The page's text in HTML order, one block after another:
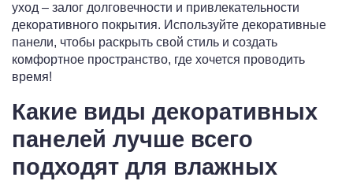
уход – залог долговечности и привлекательности
декоративного покрытия. Используйте декоративные
панели, чтобы раскрыть свой стиль и создать
комфортное пространство, где хочется проводить
время!
Какие виды декоративных
панелей лучше всего
подходят для влажных